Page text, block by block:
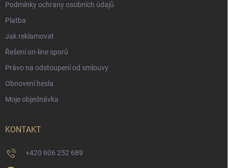
Podmínky ochrany osobních údajů
Platba
Jak reklamovat
Řešení on-line sporů
Právo na odstoupení od smlouvy
Obnovení hesla
Moje objednávka
KONTAKT
+420 606 252 689